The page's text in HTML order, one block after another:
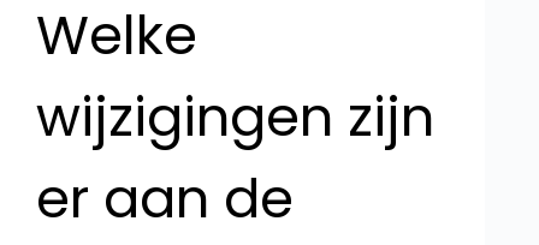
Welke
wijzigingen zijn
er aan de